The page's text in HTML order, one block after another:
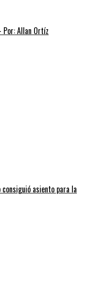
Allan Ortíz
consiguió asiento para la